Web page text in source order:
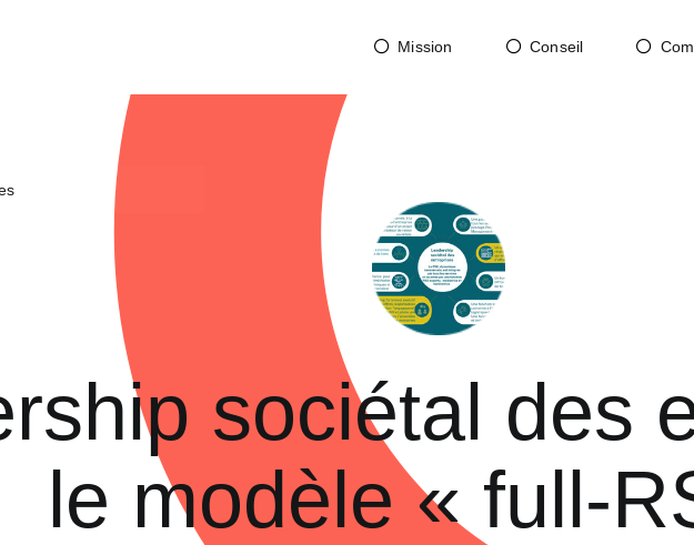
Mission Conseil
sociétal des
le modèle « full-